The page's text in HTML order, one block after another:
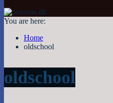
You are here:
Home
oldschool
oldschool